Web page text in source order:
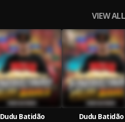
VIEW ALL
Dudu Batidão
Dudu Batidão